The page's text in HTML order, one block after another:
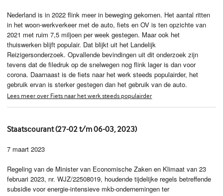
Nederland is in 2022 flink meer in beweging gekomen. Het aantal ritten
in het woon-werkverkeer met de auto, fiets en OV is ten opzichte van
2021 met ruim 7,5 miljoen per week gestegen. Maar ook het
thuiswerken blijft populair. Dat blijkt uit het Landelijk
Reizigersonderzoek. Opvallende bevindingen uit dit onderzoek zijn
tevens dat de filedruk op de snelwegen nog flink lager is dan voor
corona. Daarnaast is de fiets naar het werk steeds populairder, het
gebruik ervan is sterker gestegen dan het gebruik van de auto.
Lees meer over Fiets naar het werk steeds populairder
Staatscourant (27-02 t/m 06-03, 2023)
7 maart 2023
Regeling van de Minister van Economische Zaken en Klimaat van 23
februari 2023, nr. WJZ/22508019, houdende tijdelijke regels betreffende
subsidie voor energie-intensieve mkb-ondernemingen ter